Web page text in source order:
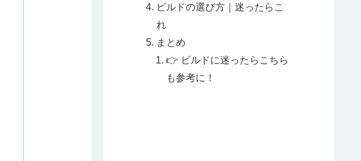
ビルドの選び方｜迷ったらこ
れ
まとめ
👉 ビルドに迷ったらこちら
も参考に！